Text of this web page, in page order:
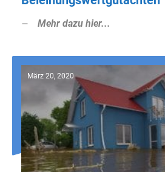
Mehr dazu hier...
März 20, 2020